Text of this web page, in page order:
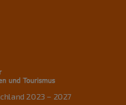
2023 – 2027